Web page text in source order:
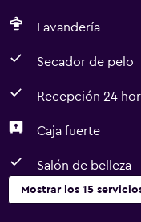
Lavandería
Secador de pelo
Recepción 24
Caja fuerte
Salón de belleza
Mostrar los 15